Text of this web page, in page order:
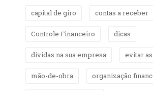
capital de giro contas a receber
Controle Financeiro dicas
dívidas na sua empresa evitar
mão-de-obra organização